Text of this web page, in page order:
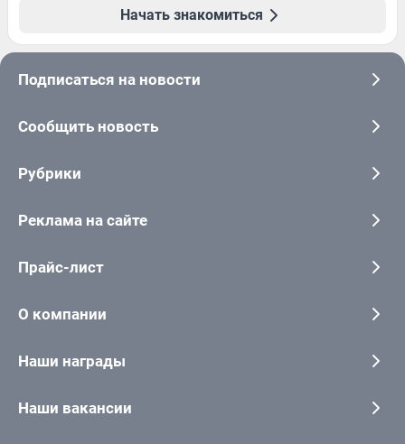
Начать знакомиться
Подписаться на новости
Сообщить новость
Рубрики
Реклама на сайте
Прайс-лист
О компании
Наши награды
Наши вакансии